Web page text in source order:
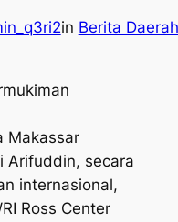
in Berita Daerah
Makassar
Arifuddin, secara
internasional,
Ross Center